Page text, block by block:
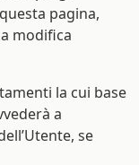
pagina,
modifica
la cui base
a
se